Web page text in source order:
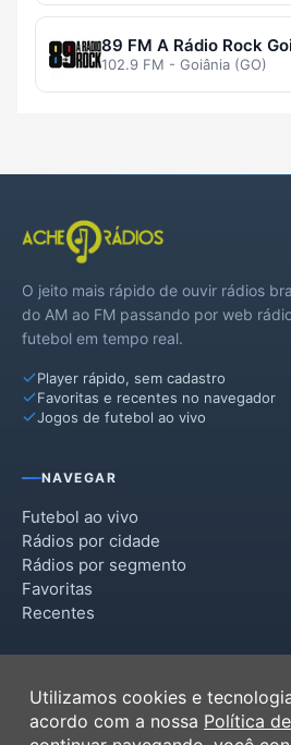
89 FM A Rádio Rock
102.9 FM - Goiânia (GO)
O jeito mais rápido de ouvir rádios
do AM ao FM passando por web
futebol em tempo real.
Player rápido, sem cadastro
Favoritas e recentes no navegador
Jogos de futebol ao vivo
NAVEGAR
Futebol ao vivo
Rádios por cidade
Rádios por segmento
Favoritas
Recentes
Termos de Uso
Política de Privacidade
Utilizamos cookies e
acordo com a nossa Política